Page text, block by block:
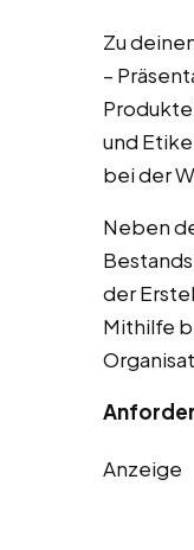
Zu
–
und
bei der
Neben
der
Mithilfe
Anzeige